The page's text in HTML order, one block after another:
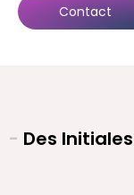
Contact
- Des